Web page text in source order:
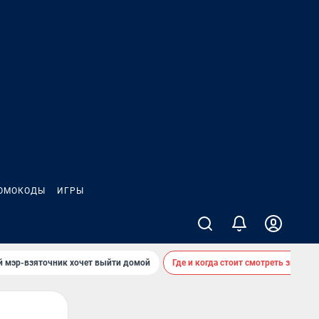
ИГРЫ
мэр-взяточник хочет выйти домой Где и когда стоит смотреть